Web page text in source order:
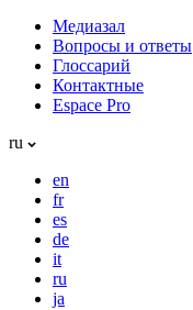
Медиазал
Вопросы и ответы
Глоссарий
Контактные
Espace Pro
ru
en
fr
es
de
it
ru
ja